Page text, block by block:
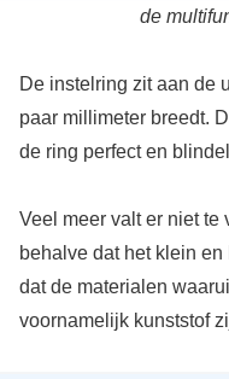
de
De instelring zit aan de
paar millimeter breedt.
de ring perfect en
Veel meer valt er niet te
behalve dat het klein
dat de materialen
voornamelijk kunststof